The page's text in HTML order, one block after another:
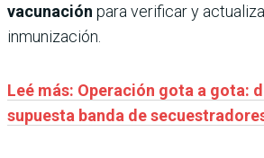
vacunación para verificar y
inmunización.
Leé más: Operación gota a gota:
supuesta banda de